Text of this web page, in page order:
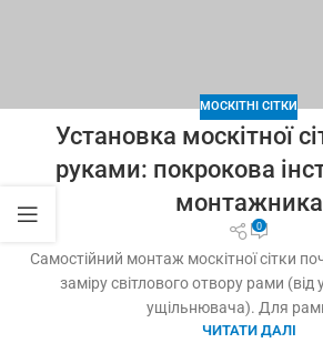
МОСКІТНІ СІТКИ
Установка москітної
руками: покрокова
монтажника
0
Самостійний монтаж москітної сітки
заміру світлового отвору рами
ущільнювача). Для
ЧИТАТИ ДАЛІ